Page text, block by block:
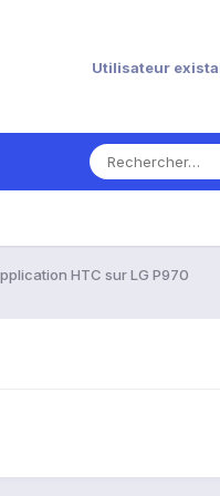
Utilisateur
HTC sur LG P970